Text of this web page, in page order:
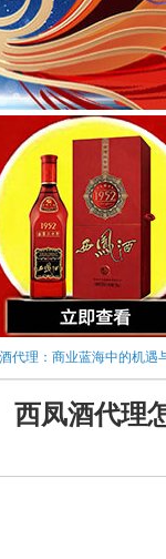
代理：商业蓝海中的机遇
西凤酒代理